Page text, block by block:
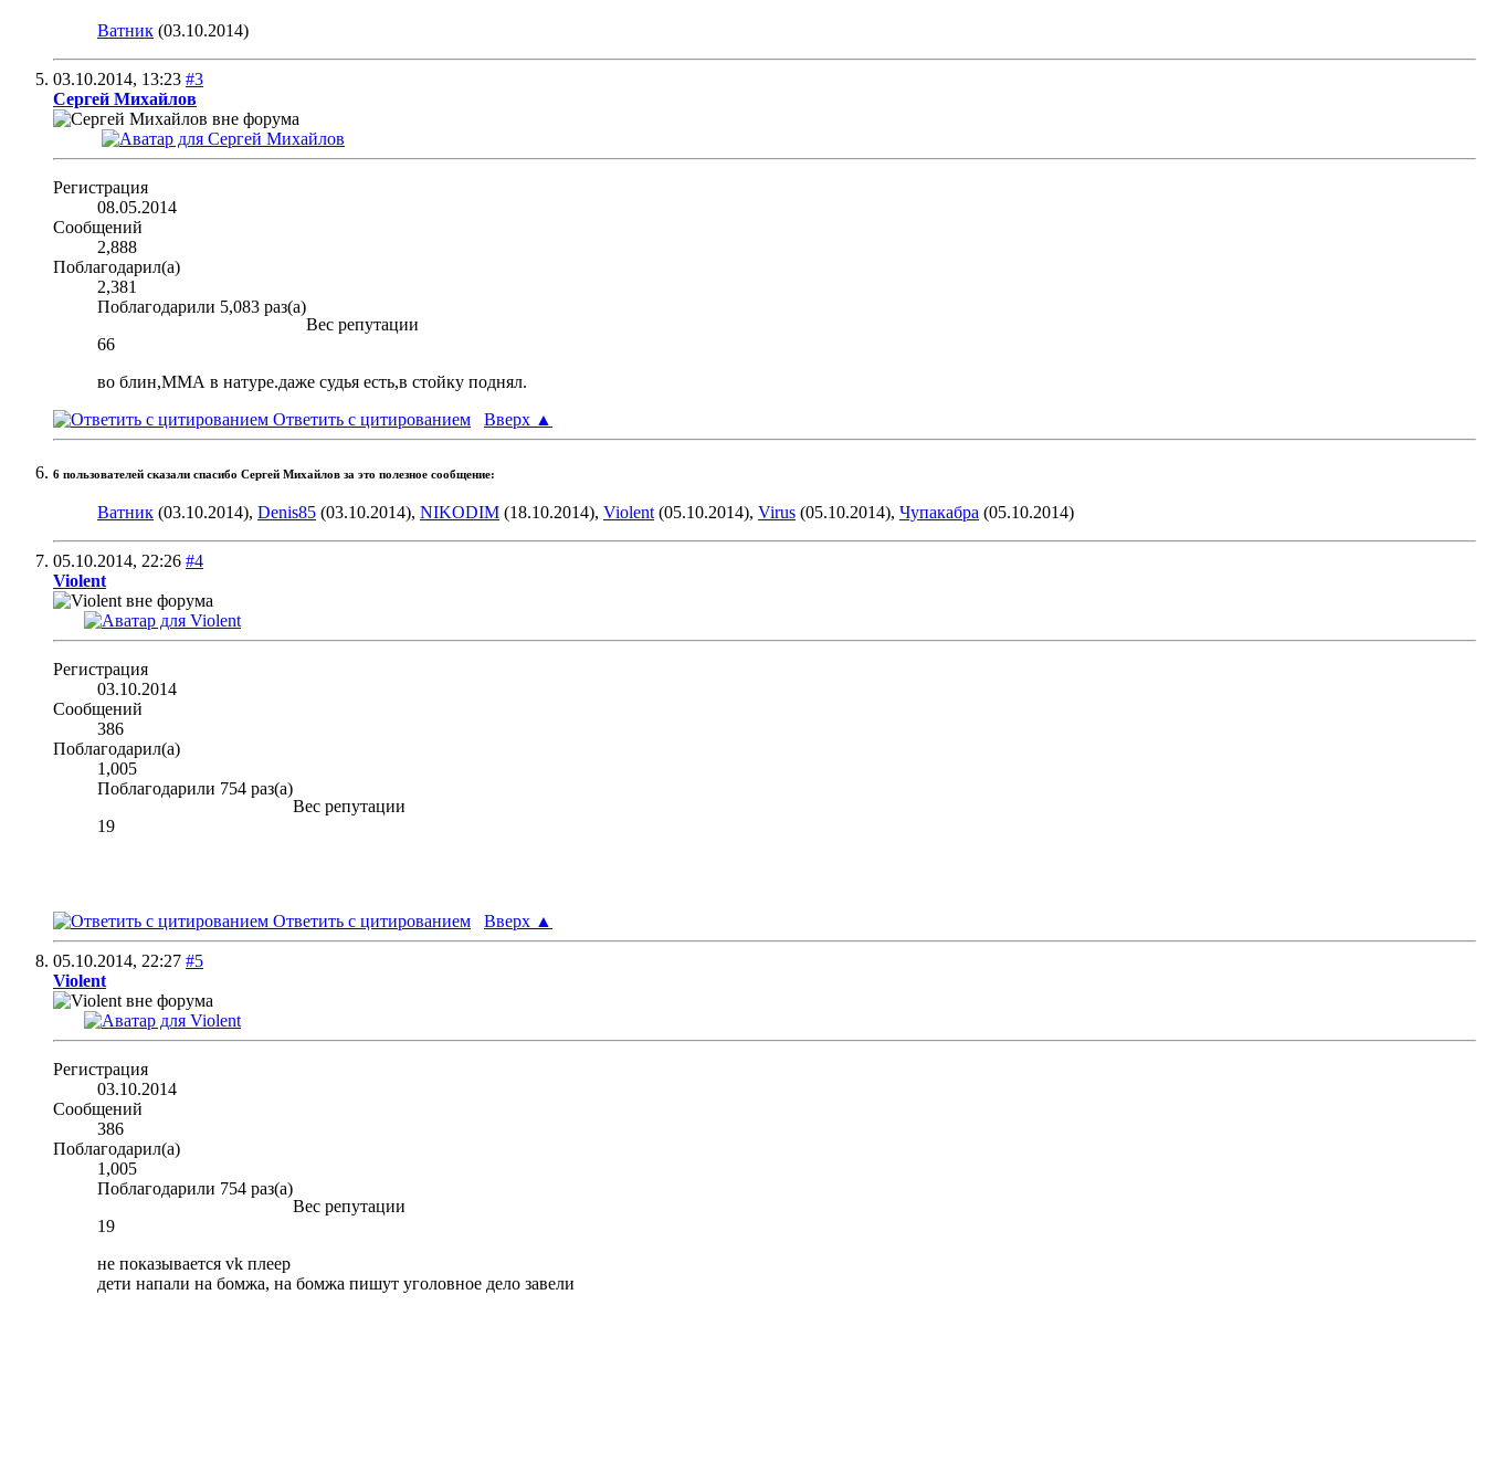
Ватник (03.10.2014)
03.10.2014, 13:23 #3
Сергей Михайлов
Регистрация
08.05.2014
Сообщений
2,888
Поблагодарил(а)
2,381
Поблагодарили 5,083 раз(а)
Вес репутации
66
во блин,ММА в натуре.даже судья есть,в стойку поднял.
Ответить с цитированием
Вверх ▲
6 пользователей сказали cпасибо Сергей Михайлов за это полезное сообщение:
Ватник (03.10.2014), Denis85 (03.10.2014), NIKODIM (18.10.2014), Violent (05.10.2014), Virus (05.10.2014), Чупакабра (05.10.2014)
05.10.2014, 22:26 #4
Violent
Регистрация
03.10.2014
Сообщений
386
Поблагодарил(а)
1,005
Поблагодарили 754 раз(а)
Вес репутации
19
Ответить с цитированием Вверх ▲
05.10.2014, 22:27 #5
Violent
Регистрация
03.10.2014
Сообщений
386
Поблагодарил(а)
1,005
Поблагодарили 754 раз(а)
Вес репутации
19
не показывается vk плеер
дети напали на бомжа, на бомжа пишут уголовное дело завели